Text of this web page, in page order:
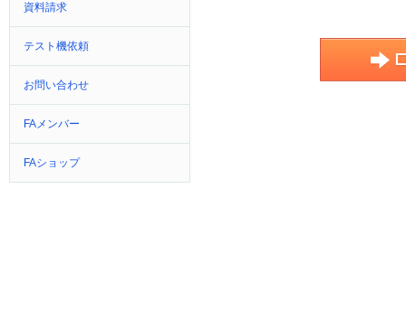
資料請求
テスト機依頼
お問い合わせ
FAメンバー
FAショップ